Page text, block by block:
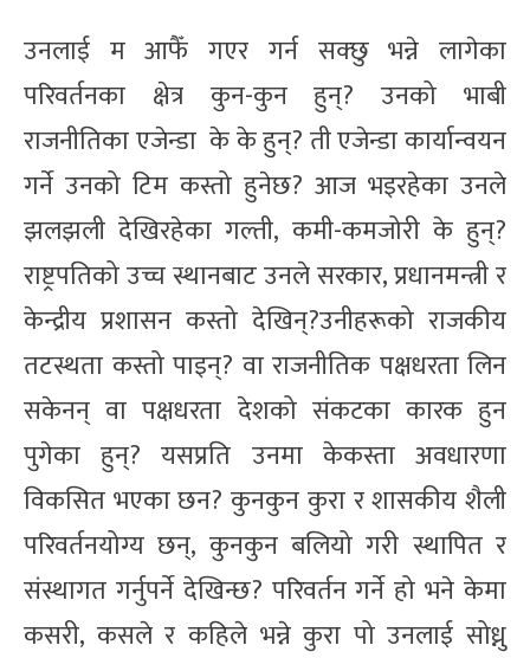
उनलाई म आफैँ गएर गर्न सक्छु भन्ने लागेका
परिवर्तनका क्षेत्र कुन-कुन हुन्? उनको भाबी
राजनीतिका एजेन्डा के के हुन्? ती एजेन्डा कार्यान्वयन
गर्ने उनको टिम कस्तो हुनेछ? आज भइरहेका उनले
झलझली देखिरहेका गल्ती, कमी-कमजोरी के हुन्?
राष्ट्रपतिको उच्च स्थानबाट उनले सरकार, प्रधानमन्त्री र
केन्द्रीय प्रशासन कस्तो देखिन्?उनीहरूको राजकीय
तटस्थता कस्तो पाइन्? वा राजनीतिक पक्षधरता लिन
सकेनन् वा पक्षधरता देशको संकटका कारक हुन
पुगेका हुन्? यसप्रति उनमा केकस्ता अवधारणा
विकसित भएका छन? कुनकुन कुरा र शासकीय शैली
परिवर्तनयोग्य छन्, कुनकुन बलियो गरी स्थापित र
संस्थागत गर्नुपर्ने देखिन्छ? परिवर्तन गर्ने हो भने केमा
कसरी, कसले र कहिले भन्ने कुरा पो उनलाई सोध्नु